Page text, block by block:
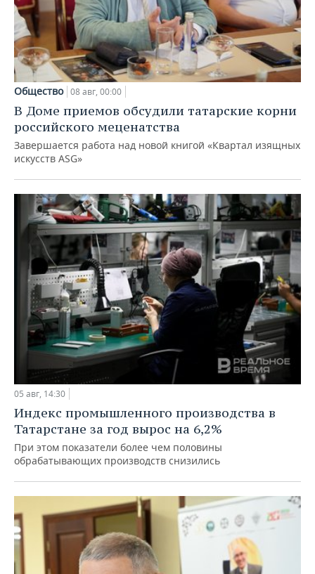
Общество 08 авг, 00:00
В Доме приемов обсудили татарские корни
российского меценатства
Завершается работа над новой книгой «Квартал изящных
искусств ASG»
05 авг, 14:30
Индекс промышленного производства в
Татарстане за год вырос на 6,2%
При этом показатели более чем половины
обрабатывающих производств снизились